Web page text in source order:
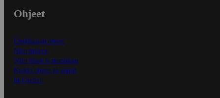
Ohjeet
Ensitilaajan ohjeet
Näin maksat
Näin tilaat ja muokkaat
Kaikki ohjeet ja vinkit
In English